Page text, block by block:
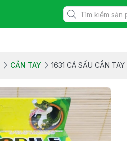
CẮN TAY 1631 CÁ SẤU CẮN TAY